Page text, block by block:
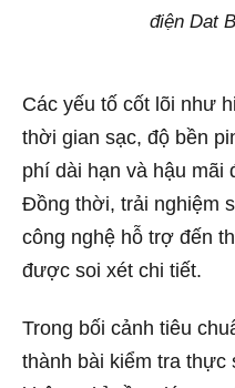
điện Dat
Các yếu tố cốt lõi như
thời gian sạc, độ bền
phí dài hạn và hậu mãi
Đồng thời, trải nghiệm
công nghệ hỗ trợ đến
được soi xét chi tiết.
Trong bối cảnh tiêu
thành bài kiểm tra thực